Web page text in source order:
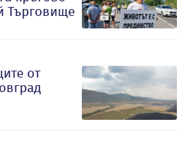
Търговище
от